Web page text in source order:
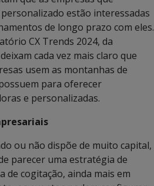
estão interessadas
de longo prazo com eles.
CX Trends 2024, da
cada vez mais claro que
usem as montanhas de
para oferecer
e personalizadas.
ou não dispõe de muito capital,
parecer uma estratégia de
de cogitação, ainda mais em